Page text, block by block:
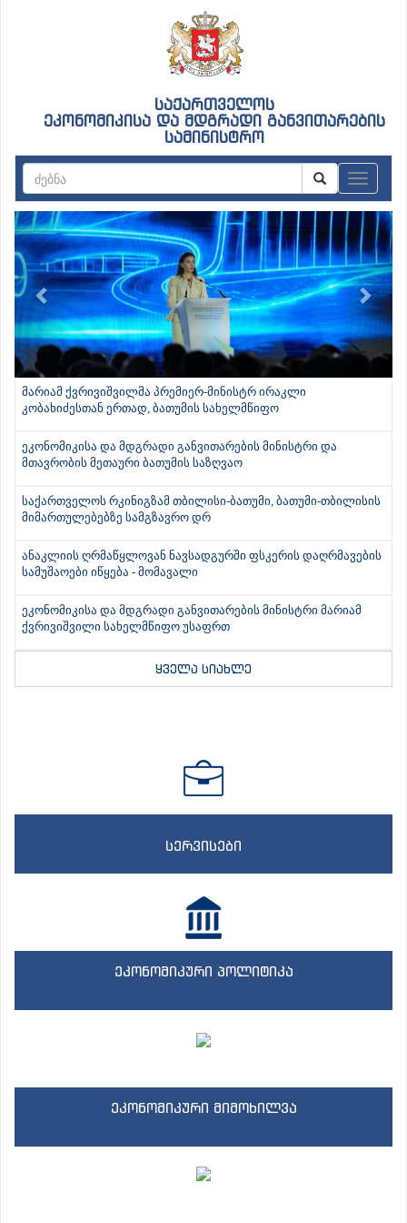
საქართველოს
ეკონომიკისა და მდგრადი განვითარების
სამინისტრო
Previous Next
მარიამ ქვრივიშვილმა პრემიერ-მინისტრ ირაკლი
კობახიძესთან ერთად, ბათუმის სახელმწიფო
ეკონომიკისა და მდგრადი განვითარების მინისტრი და
მთავრობის მეთაური ბათუმის საზღვაო
საქართველოს რკინიგზამ თბილისი-ბათუმი, ბათუმი-თბილისის
მიმართულებებზე სამგზავრო დრ
ანაკლიის ღრმაწყლოვან ნავსადგურში ფსკერის დაღრმავების
სამუშაოები იწყება - მომავალი
ეკონომიკისა და მდგრადი განვითარების მინისტრი მარიამ
ქვრივიშვილი სახელმწიფო უსაფრთ
ყველა სიახლე
სერვისები
ეკონომიკური პოლიტიკა
ეკონომიკური მიმოხილვა